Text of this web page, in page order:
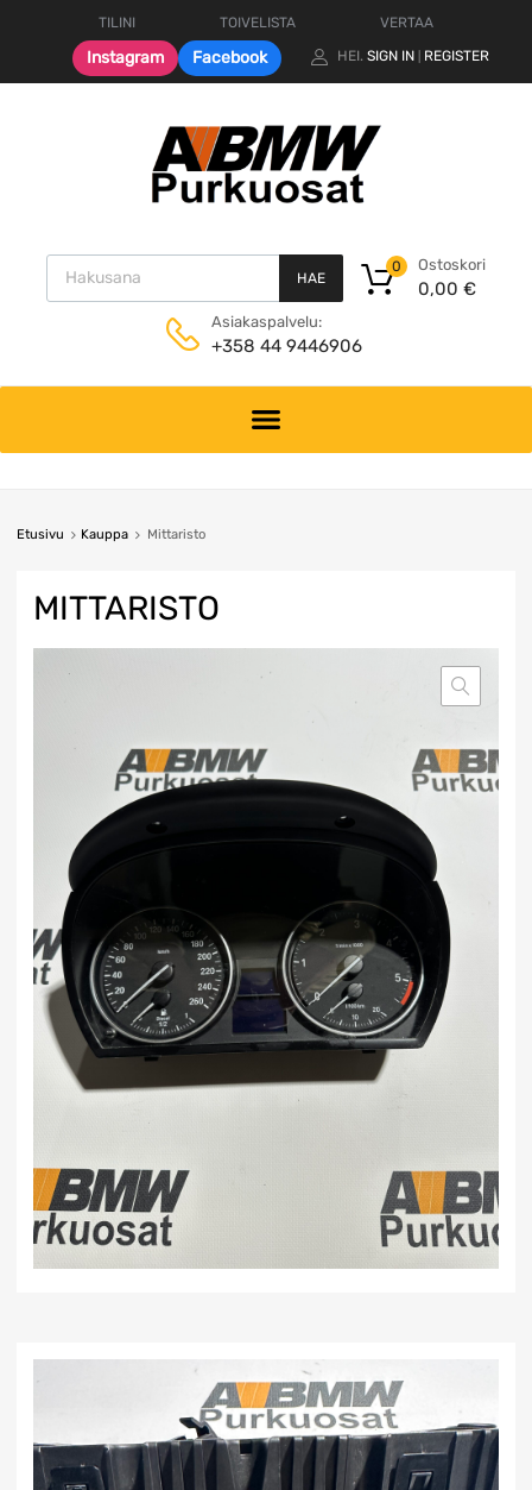
TILINI TOIVELISTA VERTAA
Instagram Facebook HEI. SIGN IN REGISTER
Products search
HAE
Ostoskori
0,00 €
0
Asiakaspalvelu:
+358 44 9446906
content
Etusivu Kauppa Mittaristo
MITTARISTO